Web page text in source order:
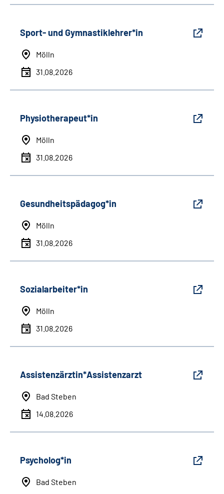
Sport- und Gymnastiklehrer*in
Mölln
31.08.2026
Physiotherapeut*in
Mölln
31.08.2026
Gesundheitspädagog*in
Mölln
31.08.2026
Sozialarbeiter*in
Mölln
31.08.2026
Assistenzärztin*Assistenzarzt
Bad Steben
14.08.2026
Psycholog*in
Bad Steben